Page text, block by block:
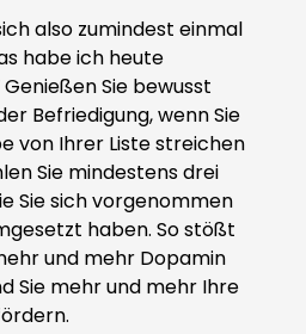
also zumindest einmal
habe ich heute
Sie bewusst
Befriedigung, wenn Sie
von Ihrer Liste streichen
Sie mindestens drei
Sie sich vorgenommen
haben. So stößt
und mehr Dopamin
Sie mehr und mehr Ihre